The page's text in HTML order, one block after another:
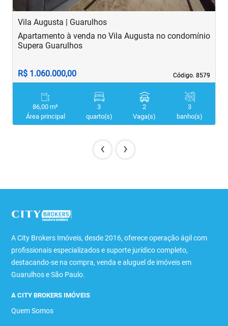
Vila Augusta | Guarulhos
Código. 8579
Código. 8579
Apartamento à venda no Vila Augusta no condomínio
Supera Guarulhos
R$ 1.060.000,00
86,00 m²
Área principal
3
quarto(s)
2
Vaga(s)
3
banho(s)
‹ ›
A City Brokers Imóveis, desde 2016, oferece operação ágil com
profissionais especializados e suporte jurídico completo,
destacando-se na compra, venda e aluguel de imóveis em
Guarulhos e São Paulo.
A CITY BROKERS IMÓVEIS
Quem Somos